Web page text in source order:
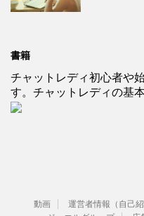
書籍
チャットレディ初心者や
す。チャットレディの基
動画 運営者情報（自己紹